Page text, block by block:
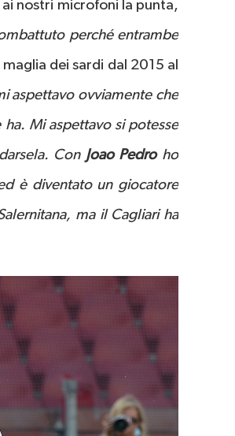
nostri microfoni la punta,
perché entrambe
dei sardi dal 2015 al
aspettavo ovviamente che
Mi aspettavo si potesse
Con Joao Pedroho
è diventato un giocatore
ma il Cagliari ha